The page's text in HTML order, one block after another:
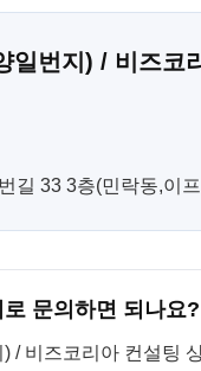
일번지) / 비즈코
길 33 3층(민락동,이
문의하면 되나요?
/ 비즈코리아 컨설팅